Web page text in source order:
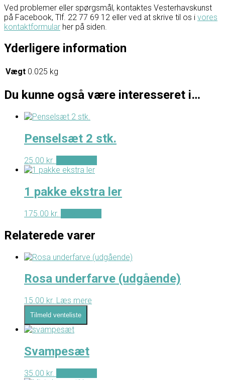
Ved problemer eller spørgsmål, kontaktes Vesterhavskunst
på Facebook, Tlf. 22 77 69 12 eller ved at skrive til os i vores
kontaktformular her på siden.
Yderligere information
Vægt 0.025 kg
Du kunne også være interesseret i…
Penselsæt 2 stk.
25.00 kr.
1 pakke ekstra ler
175.00 kr.
Relaterede varer
Rosa underfarve (udgående)
15.00 kr. Læs mere
Tilmeld venteliste
Svampesæt
35.00 kr.